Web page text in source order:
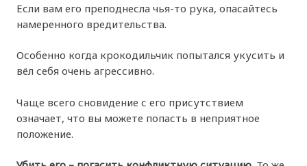
Если вам его преподнесла чья-то рука, опасайтесь
намеренного вредительства.
Особенно когда крокодильчик попытался укусить и
вёл себя очень агрессивно.
Чаще всего сновидение с его присутствием
означает, что вы можете попасть в неприятное
положение.